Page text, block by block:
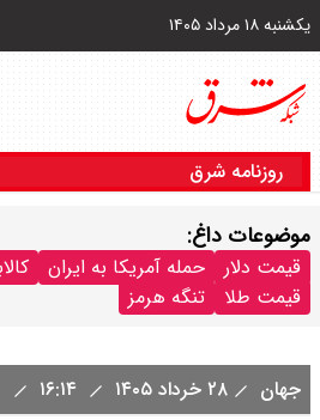
یکشنبه ۱۸ مرداد ۱۴۰۵
روزنامه شرق
موضوعات داغ:
قیمت دلار حمله آمریکا به ایران
قیمت طلا
تنگه هرمز
جهان ۲۸ خرداد ۱۴۰۵